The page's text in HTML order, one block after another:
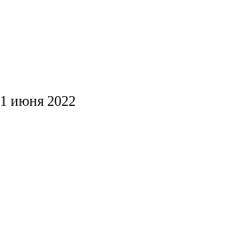
1 июня 2022